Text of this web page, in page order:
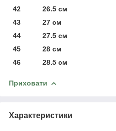
42 26.5 см
43 27 см
44 27.5 см
45 28 см
46 28.5 см
Приховати
Характеристики